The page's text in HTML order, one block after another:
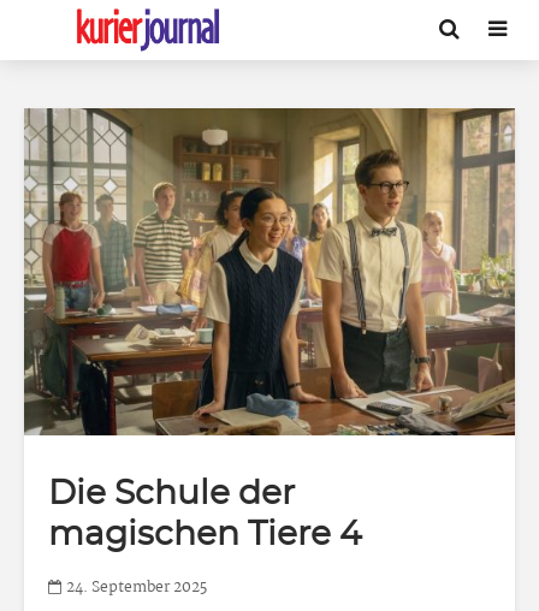
Die Schule der
magischen Tiere 4
24. September 2025